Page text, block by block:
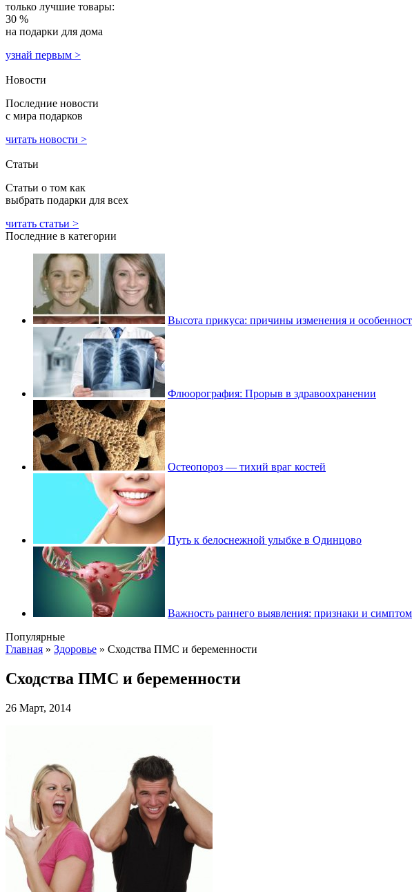
только лучшие товары:
30 %
на подарки для дома
узнай первым >
Новости
Последние новости
с мира подарков
читать новости >
Статьи
Статьи о том как
выбрать подарки для всех
читать статьи >
Последние в категории
Высота прикуса: причины изменения и
Флюорография: Прорыв в здравоохранении
Остеопороз — тихий враг костей
Путь к белоснежной улыбке в Одинцово
Важность раннего выявления: признаки и
Популярные
Главная » Здоровье » Сходства ПМС и беременности
Сходства ПМС и беременности
26 Март, 2014